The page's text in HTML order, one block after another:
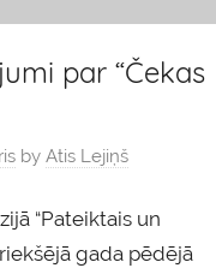
par “Čekas
byAtis Lejiņš
“Pateiktais un
gada pēdējā